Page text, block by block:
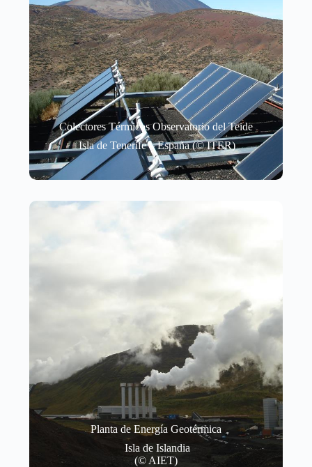
Colectores Térmicos Observatorio del Teide
Isla de Tenerife – España (© ITER)
Planta de Energía Geotérmica
Isla de Islandia
(© AIET)